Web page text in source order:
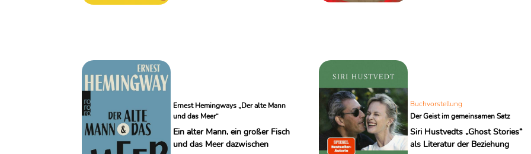
Ernest Hemingways „Der alte Mann
und das Meer“
Ein alter Mann, ein großer Fisch
und das Meer dazwischen
Buchvorstellung
Der Geist im gemeinsamen Satz
Siri Hustvedts „Ghost Stories“
als Literatur der Beziehung